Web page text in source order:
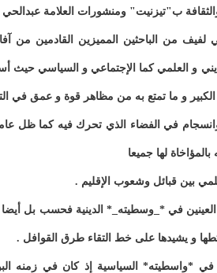
والثقافة ب"تيزنيت" ومنشورات العلامة
و العلمي كما الإجتماعي و السياسي حيث
الكبير و ما تمتع به من مظاهر قوة و عمق في
في الفضاء الذي تحرك فيه كما ظل
لها جميعا
بين قبائل وشعوب الإقليم .
في *_وسطيته_* الدينية فحسب بل
و يشيدها على خط التقاء طرق القوافل .
في *واسطيته* السياسية إذ كان في زمنه